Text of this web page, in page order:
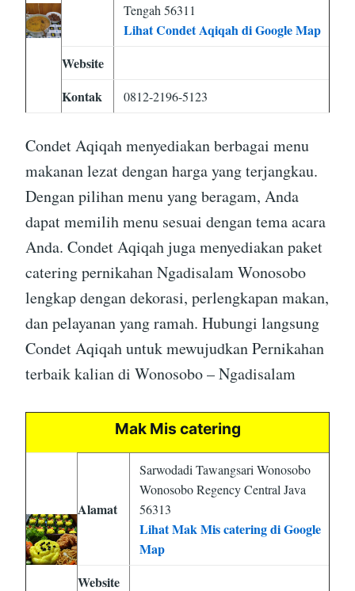
Tengah 56311
Lihat Condet Aqiqah di Google Map
Website
Kontak
0812-2196-5123
Condet Aqiqah menyediakan berbagai menu
makanan lezat dengan harga yang terjangkau.
Dengan pilihan menu yang beragam, Anda
dapat memilih menu sesuai dengan tema acara
Anda. Condet Aqiqah juga menyediakan paket
catering pernikahan Ngadisalam Wonosobo
lengkap dengan dekorasi, perlengkapan makan,
dan pelayanan yang ramah. Hubungi langsung
Condet Aqiqah untuk mewujudkan Pernikahan
terbaik kalian di Wonosobo – Ngadisalam
Mak Mis catering
Alamat
Sarwodadi Tawangsari Wonosobo
Wonosobo Regency Central Java
56313
Lihat Mak Mis catering di Google
Map
Website